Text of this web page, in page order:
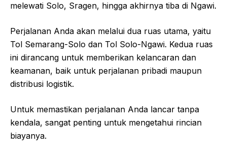
melewati Solo, Sragen, hingga akhirnya tiba di Ngawi.
Perjalanan Anda akan melalui dua ruas utama, yaitu
Tol Semarang-Solo dan Tol Solo-Ngawi. Kedua ruas
ini dirancang untuk memberikan kelancaran dan
keamanan, baik untuk perjalanan pribadi maupun
distribusi logistik.
Untuk memastikan perjalanan Anda lancar tanpa
kendala, sangat penting untuk mengetahui rincian
biayanya.